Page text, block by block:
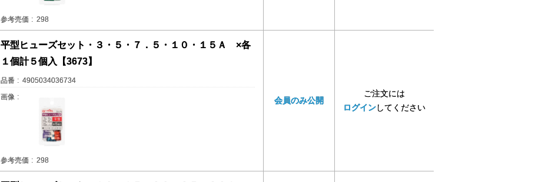
参考売価 298
平型ヒューズセット・３・５・７．５・１０・１５Ａ ×各
１個計５個入【3673】
品番 4905034036734
画像
参考売価 298
会員のみ公開
ご注文には
ログインしてください